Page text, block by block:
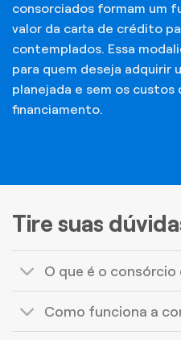
consorciados formam um
valor da carta de crédito
contemplados. Essa
para quem deseja adquirir
planejada e sem os
financiamento.
Tire suas
O que é o consórcio
Como funciona a